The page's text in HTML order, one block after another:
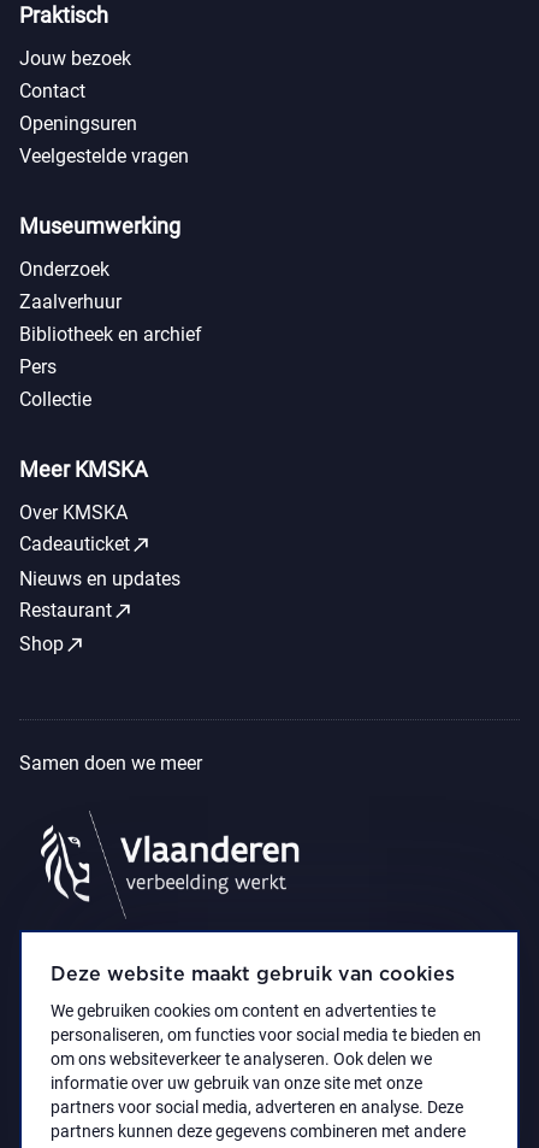
Deze website maakt gebruik van cookies
We gebruiken cookies om content en advertenties te
personaliseren, om functies voor social media te bieden en
om ons websiteverkeer te analyseren. Ook delen we
informatie over uw gebruik van onze site met onze
partners voor social media, adverteren en analyse. Deze
partners kunnen deze gegevens combineren met andere
Praktisch
Jouw bezoek
Contact
Openingsuren
Veelgestelde vragen
Museumwerking
Onderzoek
Zaalverhuur
Bibliotheek en archief
Pers
Collectie
Meer KMSKA
Over KMSKA
Cadeauticketcall_made
Nieuws en updates
Restaurantcall_made
Shopcall_made
Samen doen we meer